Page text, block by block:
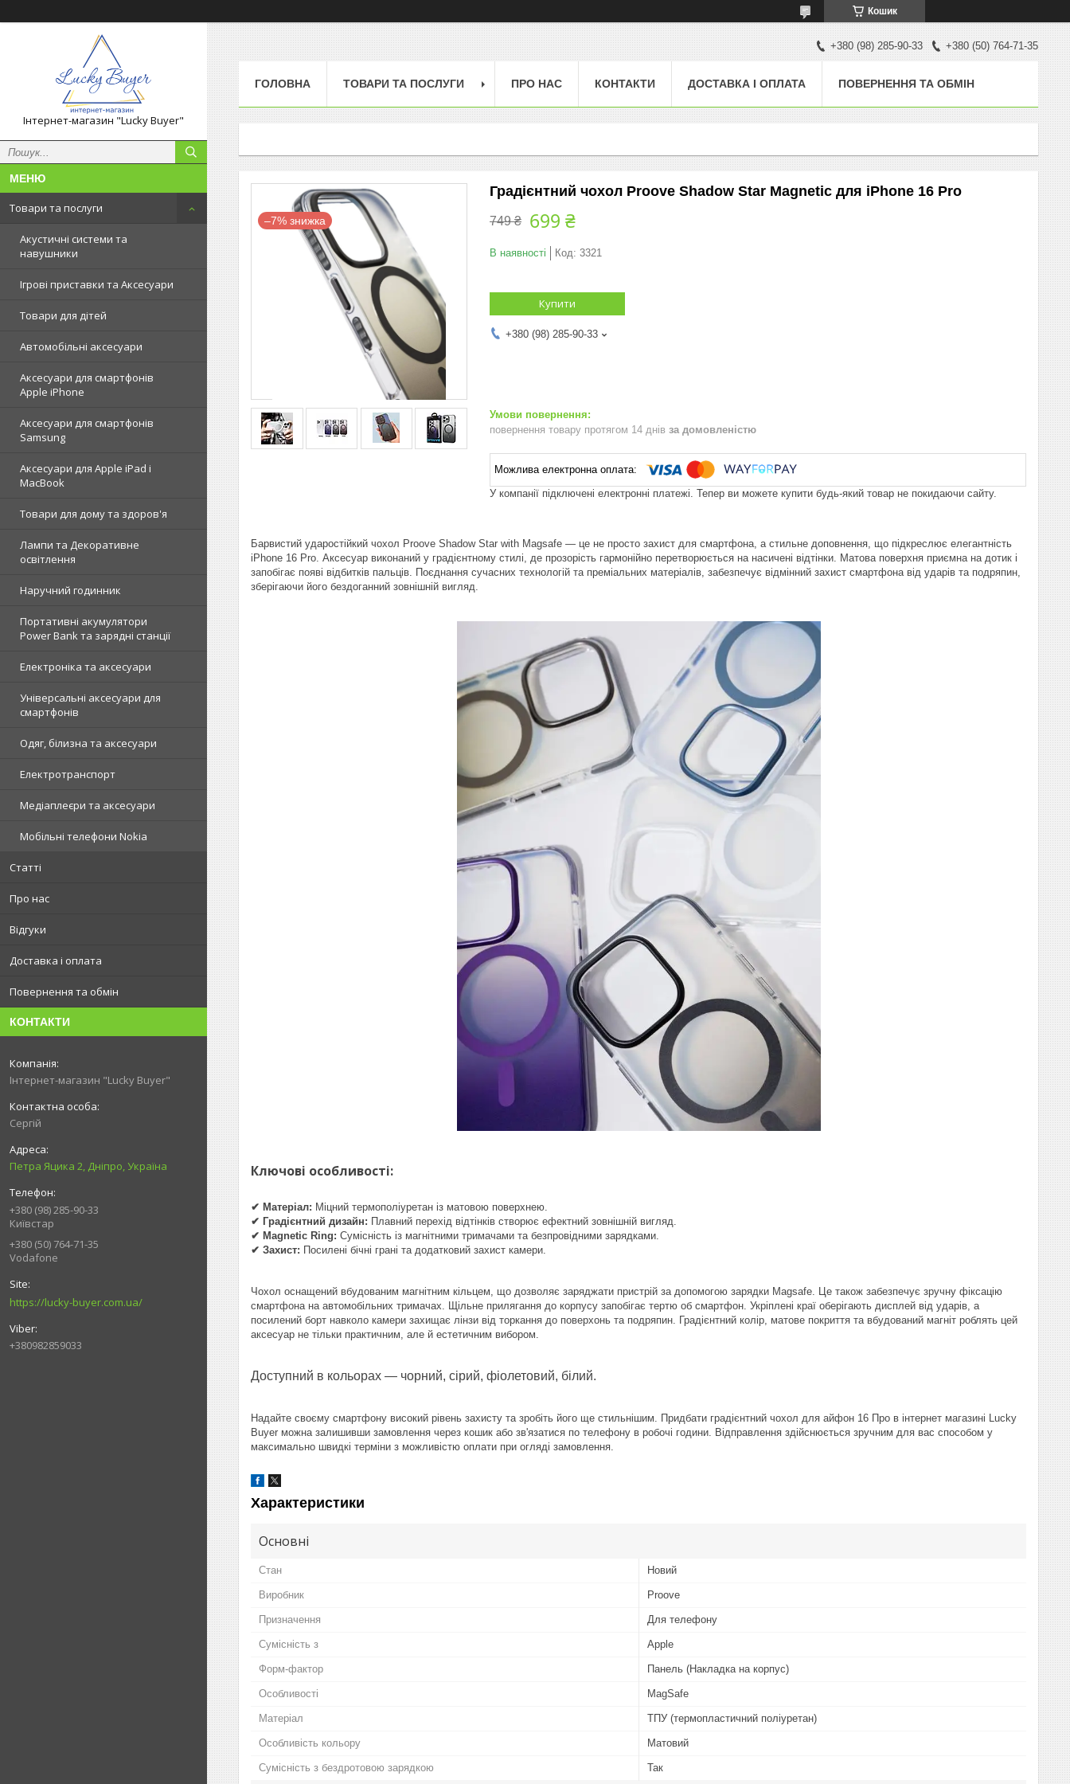
Кошик
Інтернет-магазин "Lucky Buyer"
Товари та послуги
Акустичні системи та
навушники
Ігрові приставки та Аксесуари
Товари для дітей
Автомобільні аксесуари
Аксесуари для смартфонів
Apple iPhone
Аксесуари для смартфонів
Samsung
Аксесуари для Apple iPad і
MacBook
Товари для дому та здоров'я
Лампи та Декоративне
освітлення
Наручний годинник
Портативні акумулятори
Power Bank та зарядні станції
Електроніка та аксесуари
Універсальні аксесуари для
смартфонів
Одяг, білизна та аксесуари
Електротранспорт
Медіаплеєри та аксесуари
Мобільні телефони Nokia
Статті
Про нас
Відгуки
Доставка і оплата
Повернення та обмін
КОНТАКТИ
Інтернет-магазин "Lucky Buyer"
Сергій
Петра Яцика 2, Дніпро, Україна
+380 (98) 285-90-33
Київстар
+380 (50) 764-71-35
Vodafone
https://lucky-buyer.com.ua/
+380982859033
+380 (98) 285-90-33 +380 (50) 764-71-35
ГОЛОВНА ТОВАРИ ТА ПОСЛУГИ ПРО НАС КОНТАКТИ ДОСТАВКА І ОПЛАТА ПОВЕРНЕННЯ ТА ОБМІН
–7%
Градієнтний чохол Proove Shadow Star Magnetic для iPhone 16 Pro
749 ₴ 699 ₴
В наявності Код: 3321
Купити
+380 (98) 285-90-33
повернення товару протягом 14 днів за домовленістю
У компанії підключені електронні платежі. Тепер ви можете купити будь-який товар не покидаючи сайту.
Барвистий ударостійкий чохол Proove Shadow Star with Magsafe — це не просто захист для смартфона, а стильне доповнення, що підкреслює елегантність
iPhone 16 Pro. Аксесуар виконаний у градієнтному стилі, де прозорість гармонійно перетворюється на насичені відтінки. Матова поверхня приємна на дотик і
запобігає появі відбитків пальців. Поєднання сучасних технологій та преміальних матеріалів, забезпечує відмінний захист смартфона від ударів та подряпин,
зберігаючи його бездоганний зовнішній вигляд.
Ключові особливості:
✔ Матеріал: Міцний термополіуретан із матовою поверхнею.
✔ Градієнтний дизайн: Плавний перехід відтінків створює ефектний зовнішній вигляд.
✔ Magnetic Ring: Сумісність із магнітними тримачами та безпровідними зарядками.
✔ Захист: Посилені бічні грані та додатковий захист камери.
Чохол оснащений вбудованим магнітним кільцем, що дозволяє заряджати пристрій за допомогою зарядки Magsafe. Це також забезпечує зручну фіксацію
смартфона на автомобільних тримачах. Щільне прилягання до корпусу запобігає тертю об смартфон. Укріплені краї оберігають дисплей від ударів, а
посилений борт навколо камери захищає лінзи від торкання до поверхонь та подряпин. Градієнтний колір, матове покриття та вбудований магніт роблять цей
аксесуар не тільки практичним, але й естетичним вибором.
Доступний в кольорах — чорний, сірий, фіолетовий, білий.
Надайте своєму смартфону високий рівень захисту та зробіть його ще стильнішим. Придбати градієнтний чохол для айфон 16 Про в інтернет магазині Lucky
Buyer можна залишивши замовлення через кошик або зв'язатися по телефону в робочі години. Відправлення здійснюється зручним для вас способом у
максимально швидкі терміни з можливістю оплати при огляді замовлення.
Характеристики
Основні
Стан Новий
Виробник Proove
Призначення Для телефону
Сумісність з Apple
Форм-фактор Панель (Накладка на корпус)
Особливості MagSafe
Матеріал ТПУ (термопластичний поліуретан)
Особливість кольору Матовий
Сумісність з бездротовою зарядкою Так